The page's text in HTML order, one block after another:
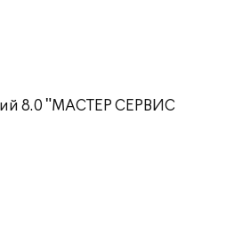
8.0 "МАСТЕР СЕРВИС